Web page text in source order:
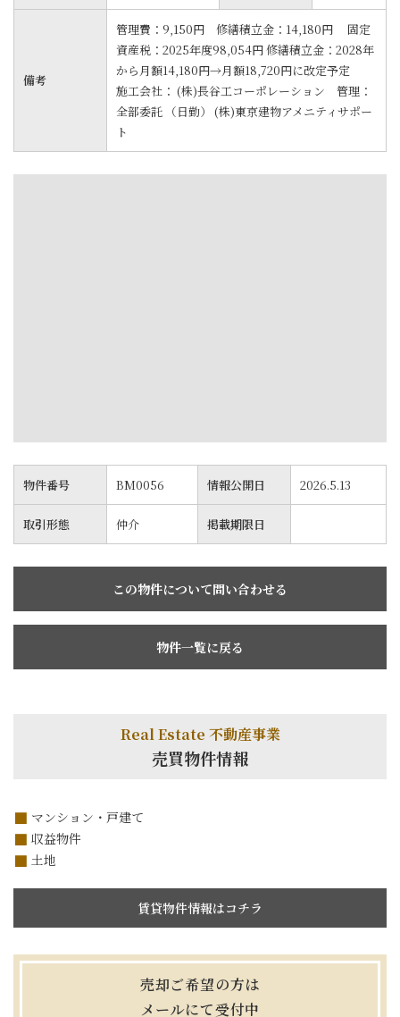
備考
管理費：9,150円 修繕積立金：14,180円 固定
資産税：2025年度98,054円 修繕積立金：2028年
から月額14,180円→月額18,720円に改定予定
施工会社： (株)長谷工コーポレーション 管理：
全部委託 （日勤） (株)東京建物アメニティサポー
ト
物件番号 BM0056 情報公開日 2026.5.13
取引形態 仲介 掲載期限日
この物件について問い合わせる
物件一覧に戻る
Real Estate 不動産事業
売買物件情報
マンション・戸建て
収益物件
土地
賃貸物件情報はコチラ
売却ご希望の方は
メールにて受付中